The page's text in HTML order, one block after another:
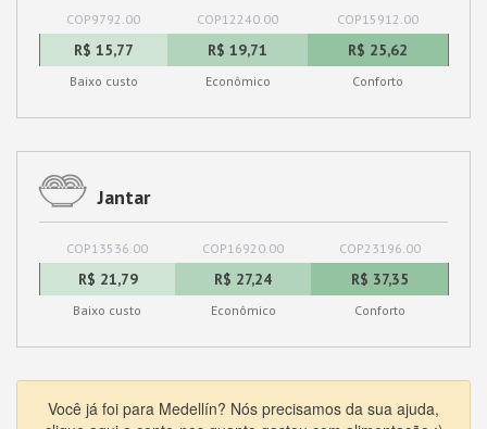
COP9792.00 COP12240.00 COP15912.00
R$ 15,77 R$ 19,71 R$ 25,62
Baixo custo Econômico Conforto
Jantar
COP13536.00 COP16920.00 COP23196.00
R$ 21,79 R$ 27,24 R$ 37,35
Baixo custo Econômico Conforto
Você já foi para Medellín? Nós precisamos da sua ajuda,